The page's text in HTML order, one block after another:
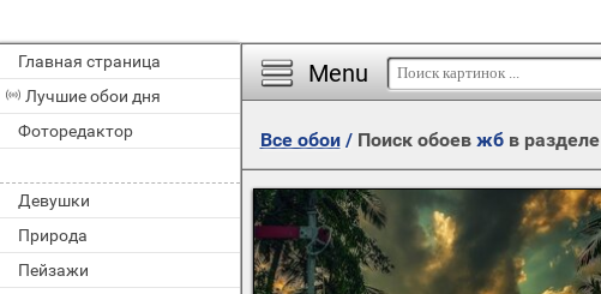
Главная страница
Лучшие обои дня
Фоторедактор
Девушки
Природа
Пейзажи
Menu
Все обои/ Поиск обоев жбв разделе